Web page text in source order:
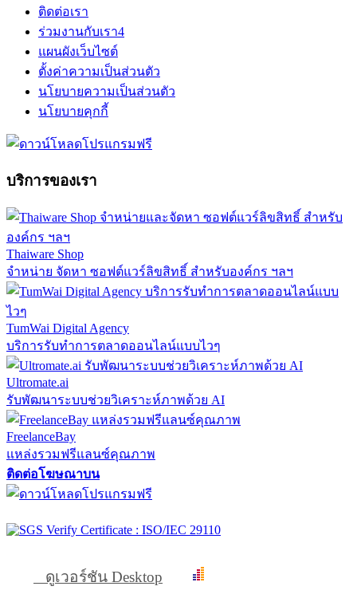
ติดต่อเรา
ร่วมงานกับเรา4
แผนผังเว็บไซต์
ตั้งค่าความเป็นส่วนตัว
นโยบายความเป็นส่วนตัว
นโยบายคุกกี้
บริการของเรา
Thaiware Shop
จำหน่าย จัดหา ซอฟต์แวร์ลิขสิทธิ์ สำหรับองค์กร ฯลฯ
TumWai Digital Agency
บริการรับทำการตลาดออนไลน์แบบไวๆ
Ultromate.ai
รับพัฒนาระบบช่วยวิเคราะห์ภาพด้วย AI
FreelanceBay
แหล่งรวมฟรีแลนซ์คุณภาพ
ติดต่อโฆษณาบน
ดูเวอร์ชัน Desktop